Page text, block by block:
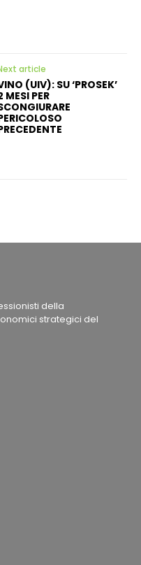
article
(UIV): SU ‘PROSEK’
MESI PER
della
strategici del